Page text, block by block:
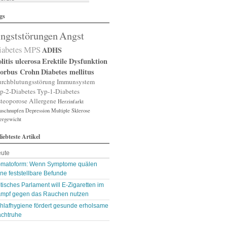
Schnupfen
…
Stoffe
oder Lungenent …
Angst
MPSADHS
ulcerosaErektile Dysfunktion
CrohnDiabetes mellitus
Immunsystem
2-DiabetesTyp-1-Diabetes
Allergene Herzinfarkt
Depression Multiple Sklerose
Artikel
Wenn Symptome quälen
feststellbare Befunde
Parlament will E-Zigaretten im
gegen das Rauchen nutzen
fördert gesunde erholsame